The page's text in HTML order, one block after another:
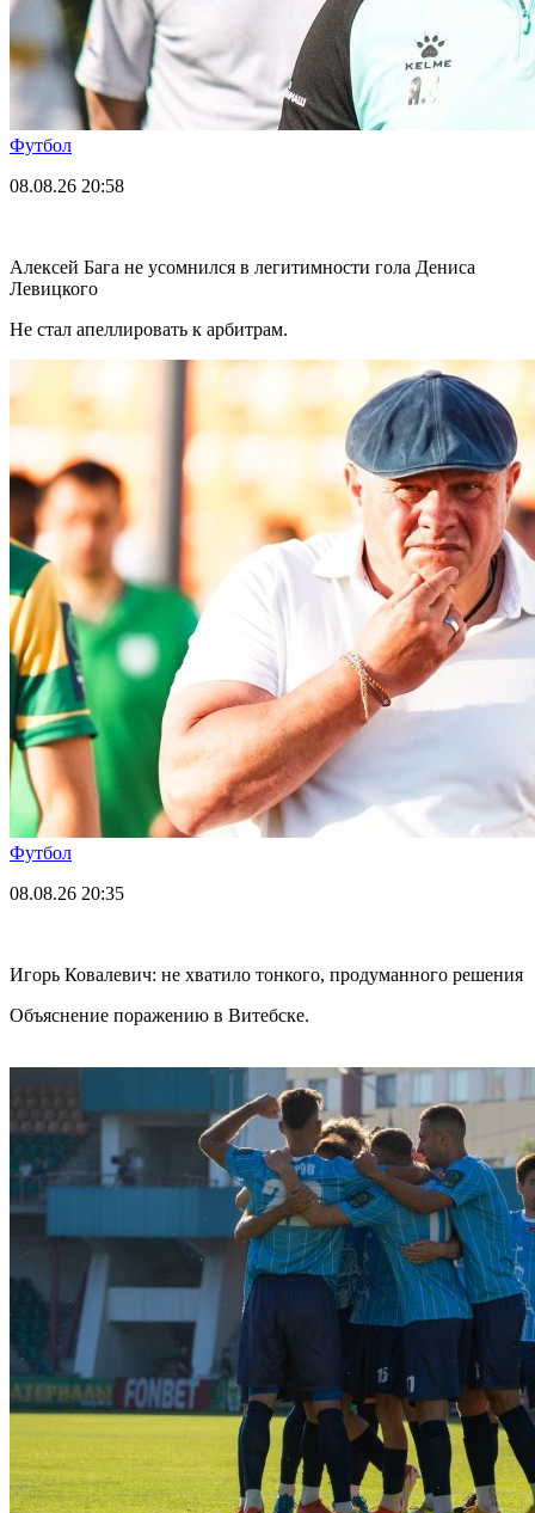
Футбол
08.08.26 20:58
Алексей Бага не усомнился в легитимности гола Дениса
Левицкого
Не стал апеллировать к арбитрам.
Футбол
08.08.26 20:35
Игорь Ковалевич: не хватило тонкого, продуманного решения
Объяснение поражению в Витебске.